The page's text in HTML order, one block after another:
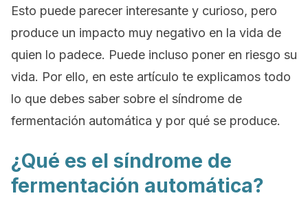
Esto puede parecer interesante y curioso, pero
produce un impacto muy negativo en la vida de
quien lo padece. Puede incluso poner en riesgo su
vida. Por ello, en este artículo te explicamos todo
lo que debes saber sobre el síndrome de
fermentación automática y por qué se produce.
¿Qué es el síndrome de
fermentación automática?